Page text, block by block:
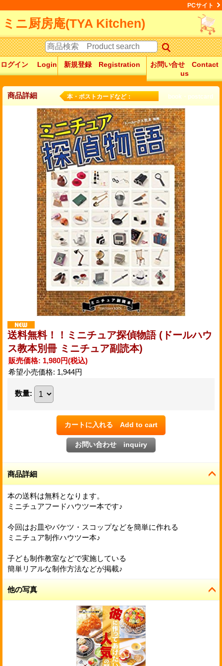
PCサイト
ミニ厨房庵(TYA Kitchen)
ログイン Login 新規登録 Registration
お問い合せ Contact
us
商品詳細 本・ポストカードなど： book・postcard
送料無料！！ミニチュア探偵物語 (ドールハウ
ス教本別冊 ミニチュア副読本)
販売価格: 1,980円(税込)
希望小売価格: 1,944円
数量:
商品詳細
本の送料は無料となります。
ミニチュアフードハウツー本です♪
今回はお皿やバケツ・スコップなどを簡単に作れる
ミニチュア制作ハウツー本♪
子ども制作教室などで実施している
簡単リアルな制作方法などが掲載♪
他の写真